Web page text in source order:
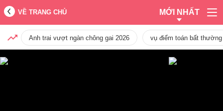
VỀ TRANG CHỦ MỚI NHẤT
Anh trai vượt ngàn chông gai 2026 vụ điểm toán bất